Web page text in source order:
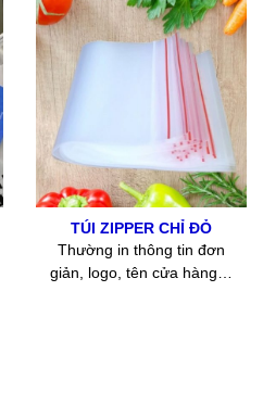
TÚI ZIPPER CHỈ ĐỎ
Thường in thông tin đơn
giản, logo, tên cửa hàng…